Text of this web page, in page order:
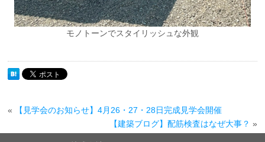
モノトーンでスタイリッシュな外観
«
【見学会のお知らせ】4月26・27・28日完成見学会開催
【建築ブログ】配筋検査はなぜ大事？ »